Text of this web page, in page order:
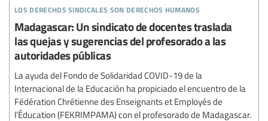
los derechos sindicales son derechos humanos
Madagascar: Un sindicato de docentes traslada
las quejas y sugerencias del profesorado a las
autoridades públicas
La ayuda del Fondo de Solidaridad COVID-19 de la
Internacional de la Educación ha propiciado el encuentro de la
Fédération Chrétienne des Enseignants et Employés de
l’Éducation (FEKRIMPAMA) con el profesorado de Madagascar.